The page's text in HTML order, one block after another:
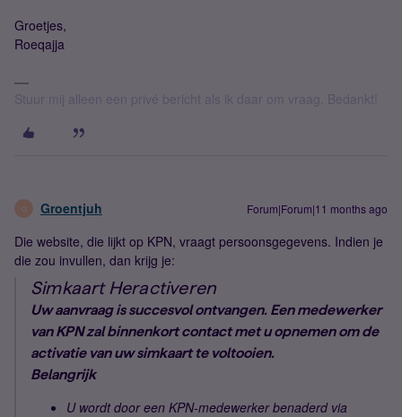
Groetjes,
Roeqajja
Stuur mij alleen een privé bericht als ik daar om vraag. Bedankt!
G Groentjuh Forum|Forum|11 months ago
Die website, die lijkt op KPN, vraagt persoonsgegevens. Indien je
die zou invullen, dan krijg je:
Simkaart Heractiveren
Uw aanvraag is succesvol ontvangen. Een medewerker
van KPN zal binnenkort contact met u opnemen om de
activatie van uw simkaart te voltooien.
Belangrijk
U wordt door een KPN-medewerker benaderd via